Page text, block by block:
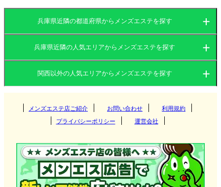
兵庫県近隣の都道府県からメンズエステを探す
大阪府 京都府
兵庫県 滋賀県
奈良県 和歌山県
兵庫県近隣の人気エリアからメンズエステを探す
梅田
南森町
京都府
四条烏丸
三宮 滋賀県
関西以外の人気エリアからメンズエステを探す
関東
栃木県 東京都
愛知県 岐阜県
北海道・東北
メンズエステ店ご紹介 お問い合わせ
利用規約
プライバシーポリシー
運営会社